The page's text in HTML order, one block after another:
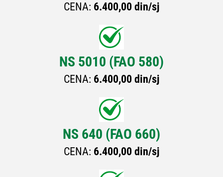
CENA: 6.400,00 din/sj
NS 5010 (FAO 580)
CENA: 6.400,00 din/sj
NS 640 (FAO 660)
CENA: 6.400,00 din/sj